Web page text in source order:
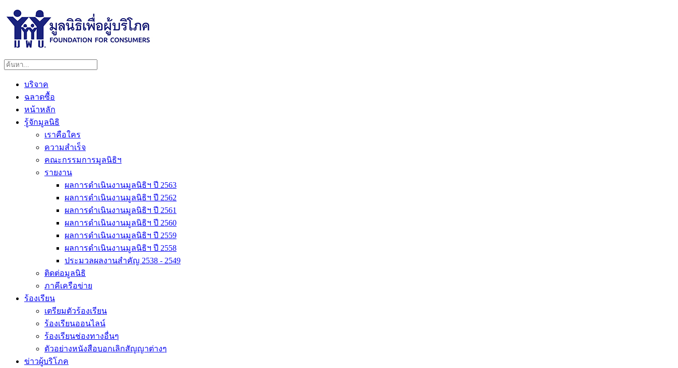
บริจาค
ฉลาดซื้อ
หน้าหลัก
รู้จักมูลนิธิ
เราคือใคร
ความสำเร็จ
คณะกรรมการมูลนิธิฯ
รายงาน
ผลการดำเนินงานมูลนิธิฯ ปี 2563
ผลการดำเนินงานมูลนิธิฯ ปี 2562
ผลการดำเนินงานมูลนิธิฯ ปี 2561
ผลการดำเนินงานมูลนิธิฯ ปี 2560
ผลการดำเนินงานมูลนิธิฯ ปี 2559
ผลการดำเนินงานมูลนิธิฯ ปี 2558
ประมวลผลงานสำคัญ 2538 - 2549
ติดต่อมูลนิธิ
ภาคีเครือข่าย
ร้องเรียน
เตรียมตัวร้องเรียน
ร้องเรียนออนไลน์
ร้องเรียนช่องทางอื่นๆ
ตัวอย่างหนังสือบอกเลิกสัญญาต่างๆ
ข่าวผู้บริโภค